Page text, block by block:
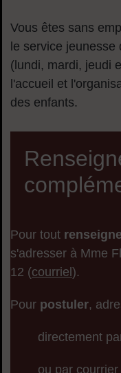
Vous êtes sans
le service
(lundi, mardi, jeudi
l'accueil et
des enfants.
Pour tout
s'adresser à Mme
12 (courriel ).
Pour postuler,
directement
ou par